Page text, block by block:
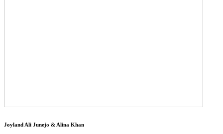
Joyland Ali Junejo & Alina Khan